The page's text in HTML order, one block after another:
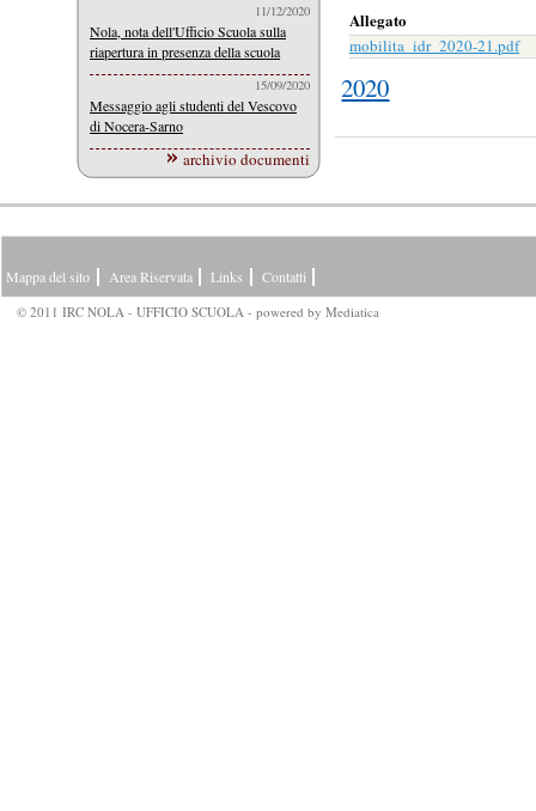
11/12/2020
Nola, nota dell'Ufficio Scuola sulla
riapertura in presenza della scuola
15/09/2020
Messaggio agli studenti del Vescovo
di Nocera-Sarno
archivio documenti
Allegato
mobilita_idr_2020-21.pdf
2020
Mappa del sito Area Riservata Links Contatti
© 2011 IRC NOLA - UFFICIO SCUOLA - powered by Mediatica